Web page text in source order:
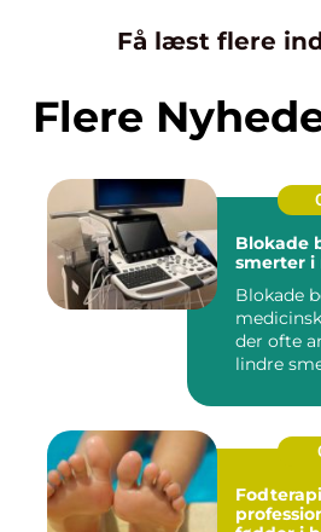
Få læst flere
Flere
Blokade
smerter i
Blokade
der ofte
lindre